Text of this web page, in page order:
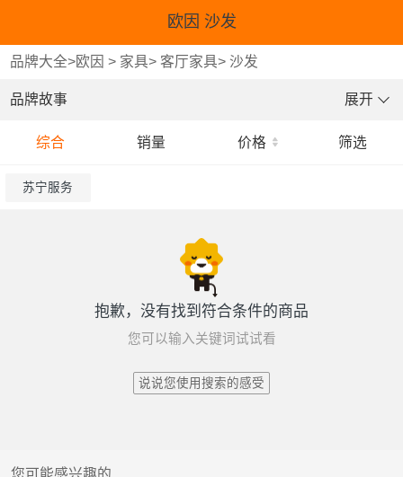
欧因 沙发
品牌大全>欧因 > 家具> 客厅家具> 沙发
品牌故事 展开
综合 销量 价格 筛选
苏宁服务
抱歉，没有找到符合条件的商品
您可以输入关键词试试看
说说您使用搜索的感受
您可能感兴趣的